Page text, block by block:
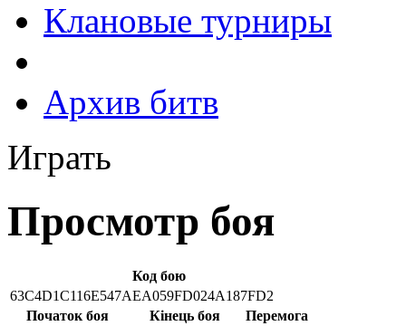
Клановые турниры
Архив битв
Играть
Просмотр боя
Код бою
63C4D1C116E547AEA059FD024A187FD2
Початок боя
Кінець боя
Перемога